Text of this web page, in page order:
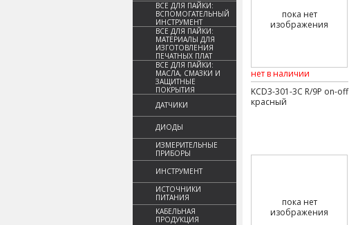
ВСЕ ДЛЯ ПАЙКИ:
ВСПОМОГАТЕЛЬНЫЙ
ИНСТРУМЕНТ
ВСЕ ДЛЯ ПАЙКИ:
МАТЕРИАЛЫ ДЛЯ
ИЗГОТОВЛЕНИЯ
ПЕЧАТНЫХ ПЛАТ
ВСЕ ДЛЯ ПАЙКИ:
МАСЛА, СМАЗКИ И
ЗАЩИТНЫЕ
ПОКРЫТИЯ
ДАТЧИКИ
ДИОДЫ
ИЗМЕРИТЕЛЬНЫЕ
ПРИБОРЫ
ИНСТРУМЕНТ
ИСТОЧНИКИ
ПИТАНИЯ
КАБЕЛЬНАЯ
ПРОДУКЦИЯ
пока нет
изображения
нет в наличии
KCD3-301-3C R/9P on-off
красный
пока нет
изображения